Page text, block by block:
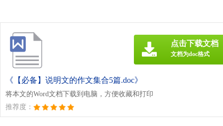
《【必备】说明文的作文集合5篇.doc》
将本文的Word文档下载到电脑，方便收藏和打印
推荐度：
点击下载文档
文档为doc格式